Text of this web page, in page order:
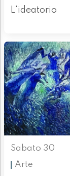
L'ideatorio
Sabato 30
Arte